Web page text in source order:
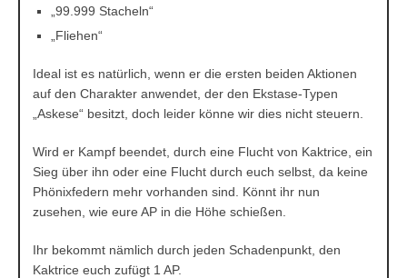
„99.999 Stacheln“
„Fliehen“
Ideal ist es natürlich, wenn er die ersten beiden Aktionen
auf den Charakter anwendet, der den Ekstase-Typen
„Askese“ besitzt, doch leider könne wir dies nicht steuern.
Wird er Kampf beendet, durch eine Flucht von Kaktrice, ein
Sieg über ihn oder eine Flucht durch euch selbst, da keine
Phönixfedern mehr vorhanden sind. Könnt ihr nun
zusehen, wie eure AP in die Höhe schießen.
Ihr bekommt nämlich durch jeden Schadenpunkt, den
Kaktrice euch zufügt 1 AP.